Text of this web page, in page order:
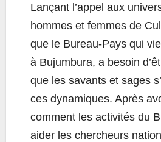
Lançant l’appel aux
hommes et femmes de
que le Bureau-Pays qui
à Bujumbura, a besoin
que les savants et sages
ces dynamiques. Après
comment les activités du
aider les chercheurs